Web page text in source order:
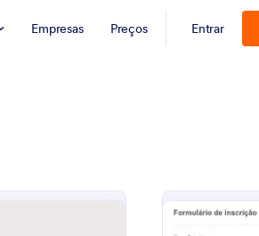
Empresas Preços Entrar